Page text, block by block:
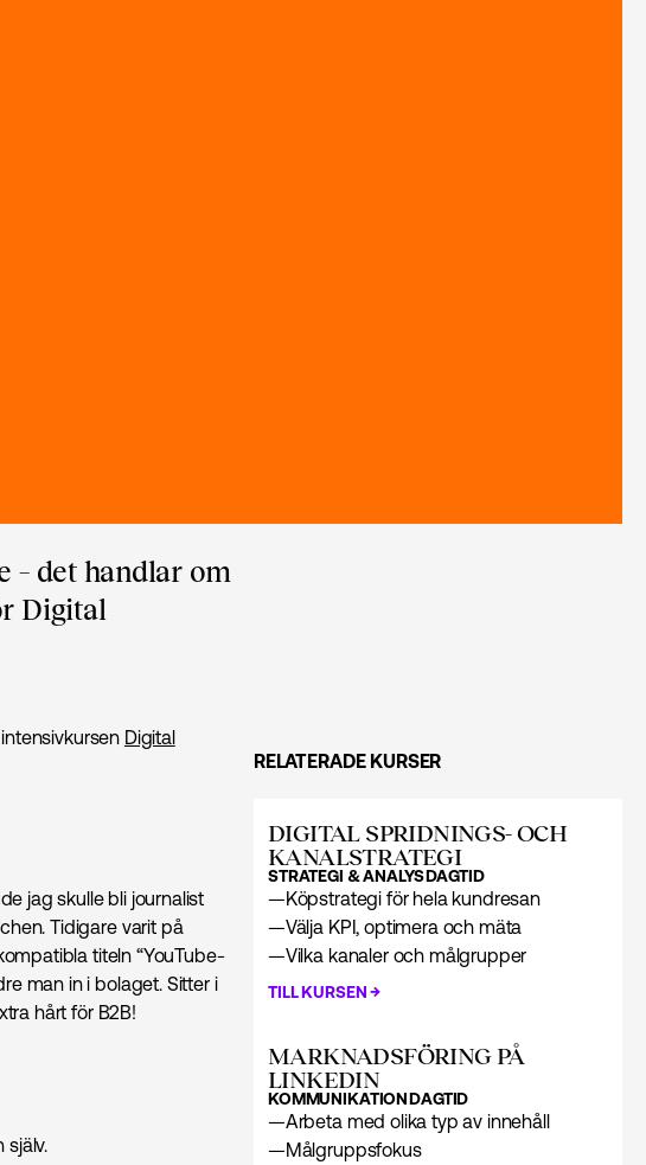
– det handlar om
Digital
Digital
jag skulle bli journalist
Tidigare varit på
titeln “YouTube-
man in i bolaget. Sitter i
hårt för B2B!
själv.
RELATERADE KURSER
DIGITAL SPRIDNINGS- OCH
KANALSTRATEGI
STRATEGI & ANALYSDAGTID
—Köpstrategi för hela kundresan
—Välja KPI, optimera och mäta
—Vilka kanaler och målgrupper
TILL KURSEN→
MARKNADS­FÖRING PÅ
LINKEDIN
KOMMUNIKATIONDAGTID
—Arbeta med olika typ av innehåll
—Målgruppsfokus